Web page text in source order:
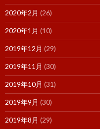
2020年2月 (26)
2020年1月 (10)
2019年12月 (29)
2019年11月 (30)
2019年10月 (31)
2019年9月 (30)
2019年8月 (29)